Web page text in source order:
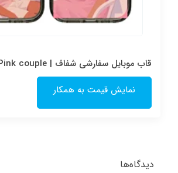
قاب موبایل سفارشی شفاف | Pink couple (کد 0601)
نمایش قیمت به همکار
دیدگاه‌ها